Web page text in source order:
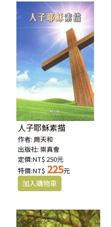
人子耶穌素描
作者:周天和
出版社: 崇真會
定價:NT$ 250元
特價:NT$ 225元